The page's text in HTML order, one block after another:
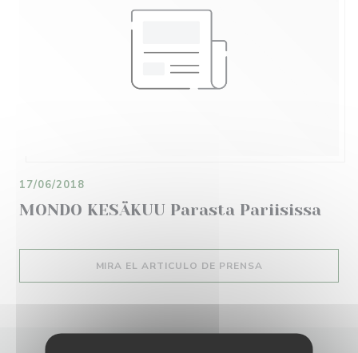
MONDO KESÄKUU Parasta Pariisissa
17/06/2018
MIRA EL ARTICULO DE PRENSA